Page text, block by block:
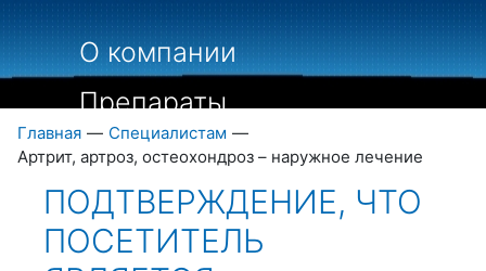
О компании
Препараты
Пациентам
Специалистам
Библиография
Главная — Специалистам —
Артрит, артроз, остеохондроз – наружное лечение
ПОДТВЕРЖДЕНИЕ, ЧТО
ПОСЕТИТЕЛЬ